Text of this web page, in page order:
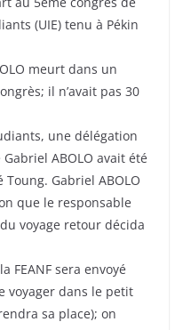
(UIE) tenu à Pékin
meurt dans un
il n’avait pas 30
une délégation
ABOLO avait été
Gabriel ABOLO
que le responsable
voyage retour décida
FEANF sera envoyé
voyager dans le petit
sa place); on